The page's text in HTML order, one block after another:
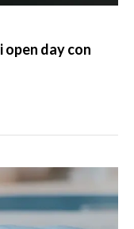
open day con